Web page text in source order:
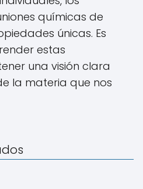
químicas de
únicas. Es
estas
una visión clara
la materia que nos